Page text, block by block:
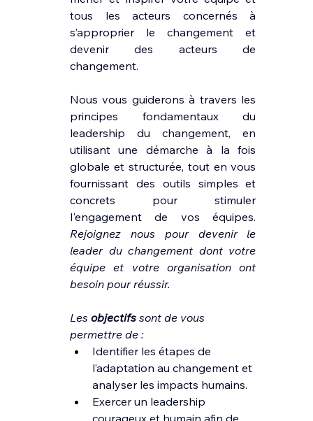
tous les acteurs concernés à
s’approprier le changement et
devenir des acteurs de
changement.
Nous vous guiderons à travers les
principes fondamentaux du
leadership du changement, en
utilisant une démarche à la fois
globale et structurée, tout en vous
fournissant des outils simples et
concrets pour stimuler
Rejoignez nous pour devenir le
leader du changement dont votre
équipe et votre organisation ont
besoin pour réussir.
Les objectifs sont de vous
permettre de :
Identifier les étapes de
l’adaptation au changement et
analyser les impacts humains.
Exercer un leadership